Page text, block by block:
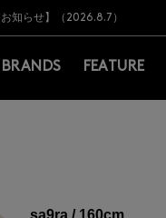
上げで常時送料無料！お買い物
知らせ】（2026.8.7）
】（2026.8.5）
届けについて
意事項
上げで常時送料無料！お買い物
BRANDS FEATURE
sa9ra / 160cm